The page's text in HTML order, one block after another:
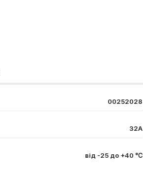
00252028
32А
від -25 до +40 ℃